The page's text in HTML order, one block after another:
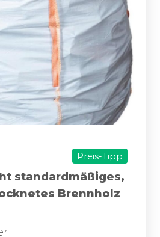
Preis-Tipp
standardmäßiges,
Brennholz